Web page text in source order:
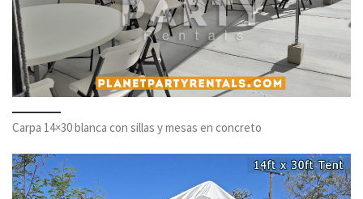
Carpa 14×30 blanca con sillas y mesas en concreto